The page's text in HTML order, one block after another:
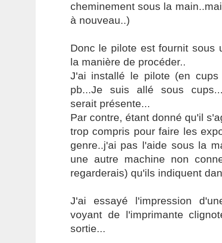
cheminement sous la
à nouveau..)
Donc le pilote est fournit sous
la manière de procéder..
J'ai installé le pilote (en
pb...Je suis allé sous
serait présente...
Par contre, étant donné qu'il
trop compris pour faire les
genre..j'ai pas l'aide sous la
une autre machine non
regarderais) qu'ils indiquent
J'ai essayé l'impression
voyant de l'imprimante
sortie...